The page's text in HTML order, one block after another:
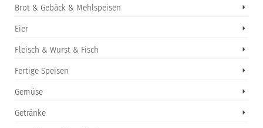
Brot & Gebäck & Mehlspeisen
Eier
Fleisch & Wurst & Fisch
Fertige Speisen
Gemüse
Getränke